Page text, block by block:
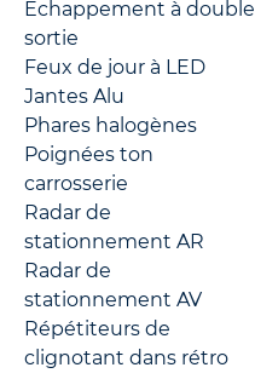
Echappement à double
sortie
Feux de jour à LED
Jantes Alu
Phares halogènes
Poignées ton
carrosserie
Radar de
stationnement AR
Radar de
stationnement AV
Répétiteurs de
clignotant dans rétro